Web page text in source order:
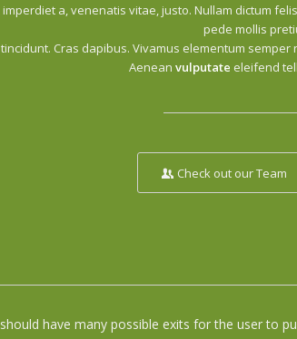
a, venenatis vitae, justo. Nullam dictum
pede mollis
Cras dapibus. Vivamus elementum semper
Aenean vulputate eleifend
Check out our Team
have many possible exits for the user to